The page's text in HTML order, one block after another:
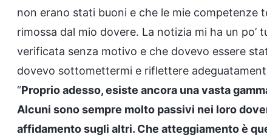
non erano stati buoni e che le mie competenze
rimossa dal mio dovere. La notizia mi ha un
verificata senza motivo e che dovevo essere
dovevo sottomettermi e riflettere
“Proprio adesso, esiste ancora una vasta
Alcuni sono sempre molto passivi nei loro
affidamento sugli altri. Che atteggiamento è